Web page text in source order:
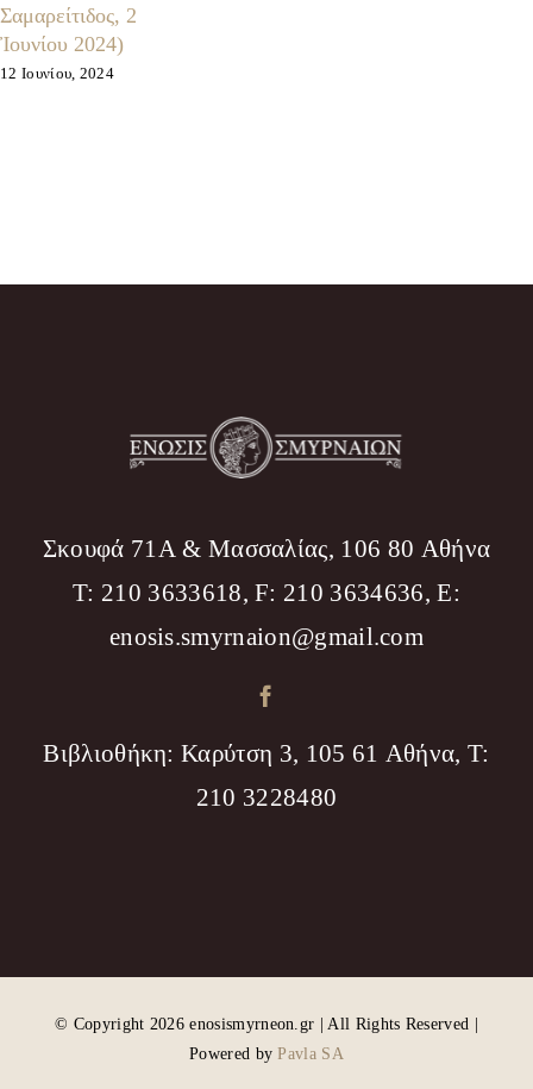
Σαμαρείτιδος, 2
Ἰουνίου 2024)
12 Ιουνίου, 2024
Σκουφά 71Α & Μασσαλίας, 106 80 Αθήνα
T: 210 3633618, F: 210 3634636, Ε:
enosis.smyrnaion@gmail.com
Βιβλιοθήκη: Καρύτση 3, 105 61 Αθήνα, T:
210 3228480
© Copyright 2026 enosismyrneon.gr | All Rights Reserved |
Powered byPavla SA